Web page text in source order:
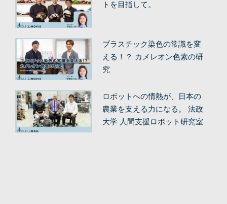
トを目指して。
プラスチック染色の常識を変
える！？ カメレオン色素の研
究
ロボットへの情熱が、日本の
農業を支える力になる。 法政
大学 人間支援ロボット研究室